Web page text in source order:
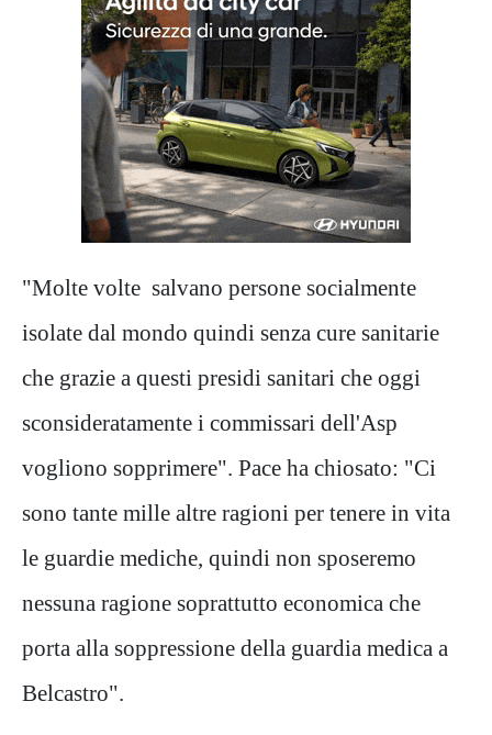
"Molte volte salvano persone socialmente
isolate dal mondo quindi senza cure sanitarie
che grazie a questi presidi sanitari che oggi
sconsideratamente i commissari dell'Asp
vogliono sopprimere". Pace ha chiosato: "Ci
sono tante mille altre ragioni per tenere in vita
le guardie mediche, quindi non sposeremo
nessuna ragione soprattutto economica che
porta alla soppressione della guardia medica a
Belcastro".